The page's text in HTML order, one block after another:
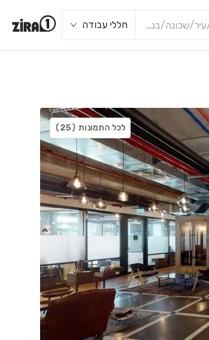
חללי עבודה
לכל התמונות (25)